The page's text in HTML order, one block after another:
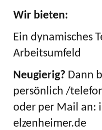
Wir bieten:
Ein dynamisches
Arbeitsumfeld
Neugierig? Dann
persönlich /
oder per Mail an:
elzenheimer.de